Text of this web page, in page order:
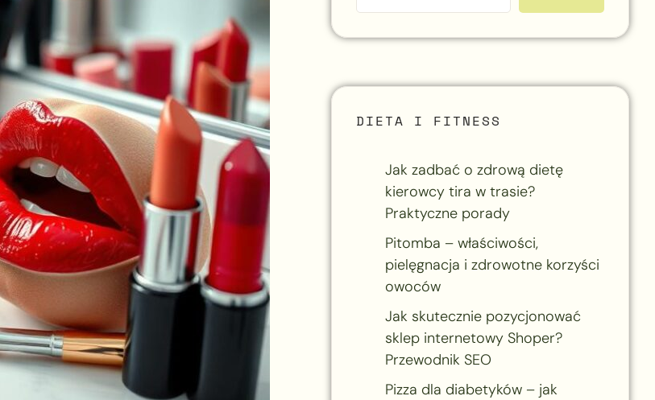
DIETA I FITNESS
Jak zadbać o zdrową dietę
kierowcy tira w trasie?
Praktyczne porady
Pitomba – właściwości,
pielęgnacja i zdrowotne korzyści
owoców
Jak skutecznie pozycjonować
sklep internetowy Shoper?
Przewodnik SEO
Pizza dla diabetyków – jak